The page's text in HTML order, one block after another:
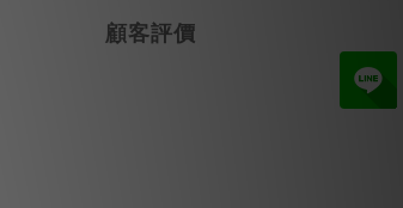
顧客評價